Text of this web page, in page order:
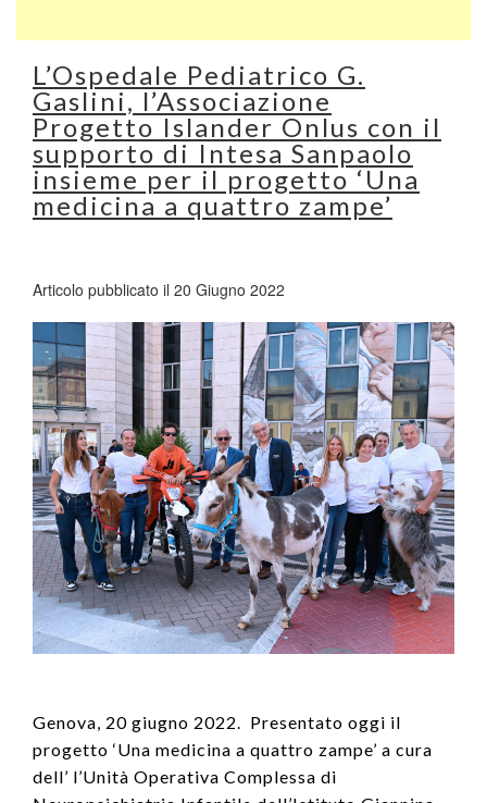
L’Ospedale Pediatrico G.
Gaslini, l’Associazione
Progetto Islander Onlus con il
supporto di Intesa Sanpaolo
insieme per il progetto ‘Una
medicina a quattro zampe’
Articolo pubblicato il 20 Giugno 2022
Genova, 20 giugno 2022. Presentato oggi il
progetto ‘Una medicina a quattro zampe’ a cura
dell’ l’Unità Operativa Complessa di